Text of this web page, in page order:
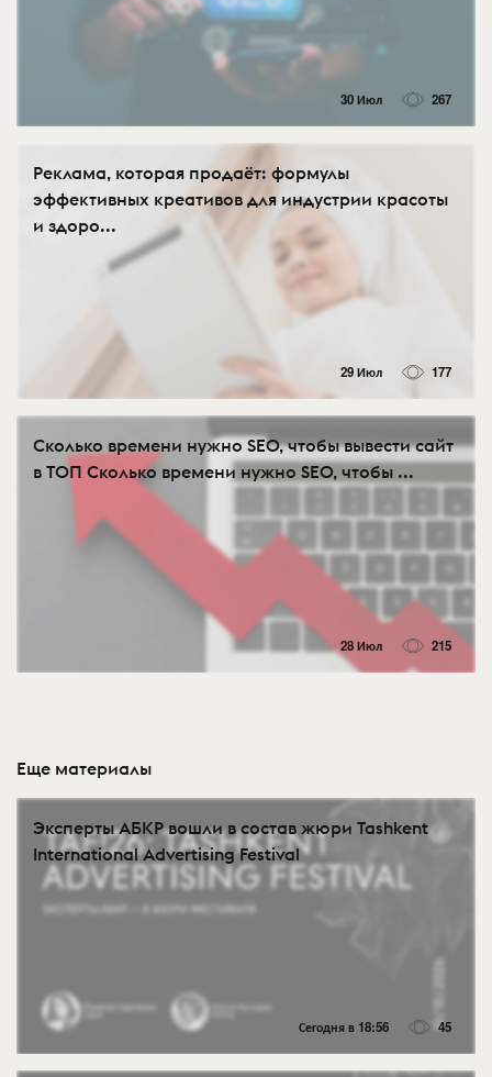
30 Июл 267
Реклама, которая продаёт: формулы
эффективных креативов для индустрии красоты
и здоро...
29 Июл 177
Сколько времени нужно SEO, чтобы вывести сайт
в ТОП Сколько времени нужно SEO, чтобы ...
28 Июл 215
Еще материалы
Эксперты АБКР вошли в состав жюри Tashkent
International Advertising Festival
Сегодня в 18:56 45